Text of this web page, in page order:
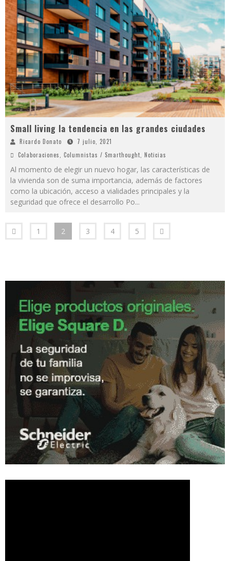
Small living la tendencia en las grandes ciudades
Ricardo Donato
7 julio, 2021
Colaboraciones, Columnistas / Smarthought, Noticias
Al momento de elegir un nuevo hogar, las características de
la vivienda son de suma importancia, además de factores
como la ubicación, acceso a vialidades principales y la
seguridad que ofrece el desarrollo Po...
1 2 3 4 5